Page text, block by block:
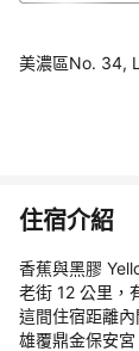
美濃區No. 34,
住宿介紹
香蕉與黑膠
老街 12 公里，
這間住宿距離
雄覆鼎金保安